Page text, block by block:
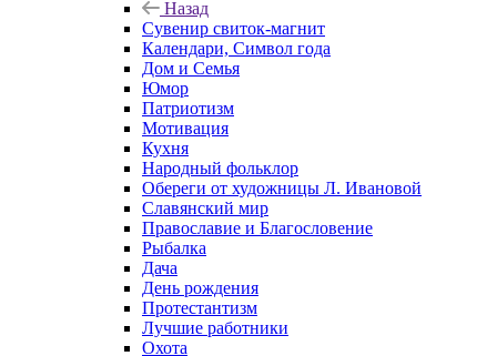
Назад
Сувенир свиток-магнит
Календари, Символ года
Дом и Семья
Юмор
Патриотизм
Мотивация
Кухня
Народный фольклор
Обереги от художницы Л. Ивановой
Славянский мир
Православие и Благословение
Рыбалка
Дача
День рождения
Протестантизм
Лучшие работники
Охота